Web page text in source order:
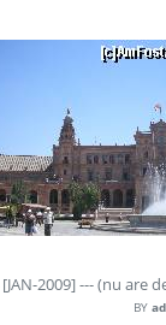
[JAN-2009] --- (nu are
BY